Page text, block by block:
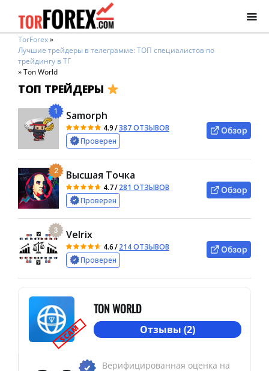
TorForex»
Лучшие трейдеры в телеграмме: ТОП специалистов по
трейдингу в ТГ
»Ton World
ТОП ТРЕЙДЕРЫ
1 Samorph
4.9/387 ОТЗЫВОВ
Проверен
Обзор
2 Высшая Точка
4.7/281 ОТЗЫВОВ
Проверен
Обзор
3 Velrix
4.6/214 ОТЗЫВОВ
Проверен
Обзор
SCAM
TON WORLD
Отзывы (2)
Верифицированная оценка на